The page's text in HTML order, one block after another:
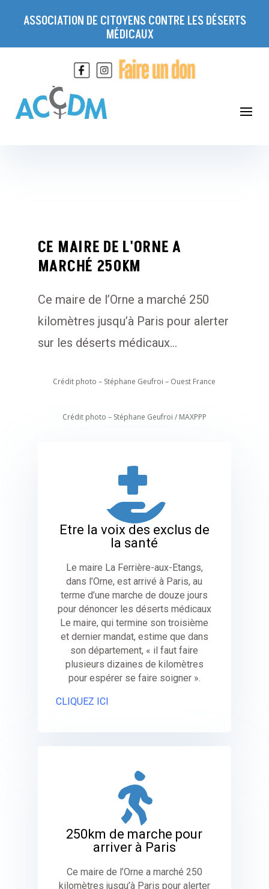
ASSOCIATION DE CITOYENS CONTRE LES DÉSERTS
MÉDICAUX
CE MAIRE DE L'ORNE A
MARCHÉ 250KM
Ce maire de l’Orne a marché 250
kilomètres jusqu’à Paris pour alerter
sur les déserts médicaux…
Crédit photo – Stéphane Geufroi – Ouest France
Crédit photo – Stéphane Geufroi / MAXPPP

Etre la voix des exclus de
la santé
Le maire La Ferrière-aux-Etangs,
dans l’Orne, est arrivé à Paris, au
terme d’une marche de douze jours
pour dénoncer les déserts médicaux
Le maire, qui termine son troisième
et dernier mandat, estime que dans
son département, « il faut faire
plusieurs dizaines de kilomètres
pour espérer se faire soigner ».
CLIQUEZ ICI

250km de marche pour
arriver à Paris
Ce maire de l’Orne a marché 250
kilomètres jusqu’à Paris pour alerter